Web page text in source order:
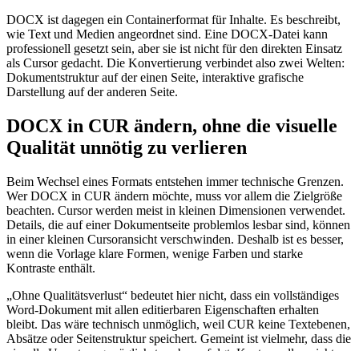
DOCX ist dagegen ein Containerformat für Inhalte. Es beschreibt,
wie Text und Medien angeordnet sind. Eine DOCX-Datei kann
professionell gesetzt sein, aber sie ist nicht für den direkten Einsatz
als Cursor gedacht. Die Konvertierung verbindet also zwei Welten:
Dokumentstruktur auf der einen Seite, interaktive grafische
Darstellung auf der anderen Seite.
DOCX in CUR ändern, ohne die visuelle
Qualität unnötig zu verlieren
Beim Wechsel eines Formats entstehen immer technische Grenzen.
Wer DOCX in CUR ändern möchte, muss vor allem die Zielgröße
beachten. Cursor werden meist in kleinen Dimensionen verwendet.
Details, die auf einer Dokumentseite problemlos lesbar sind, können
in einer kleinen Cursoransicht verschwinden. Deshalb ist es besser,
wenn die Vorlage klare Formen, wenige Farben und starke
Kontraste enthält.
„Ohne Qualitätsverlust“ bedeutet hier nicht, dass ein vollständiges
Word-Dokument mit allen editierbaren Eigenschaften erhalten
bleibt. Das wäre technisch unmöglich, weil CUR keine Textebenen,
Absätze oder Seitenstruktur speichert. Gemeint ist vielmehr, dass die